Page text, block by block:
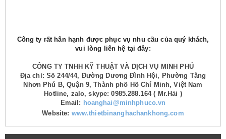
Công ty rất hân hạnh được phục vụ nhu cầu của quý khách,
vui lòng liên hệ tại đây:
CÔNG TY TNHH KỸ THUẬT VÀ DỊCH VỤ MINH PHÚ
Địa chỉ: Số 244/44, Đường Dương Đình Hội, Phường Tăng
Nhơn Phú B, Quận 9, Thành phố Hồ Chí Minh, Việt Nam
Hotline, zalo, skype: 0985.288.164 ( Mr.Hải )
Email: hoanghai@minhphuco.vn
Website: www.thietbinanghachankhong.com